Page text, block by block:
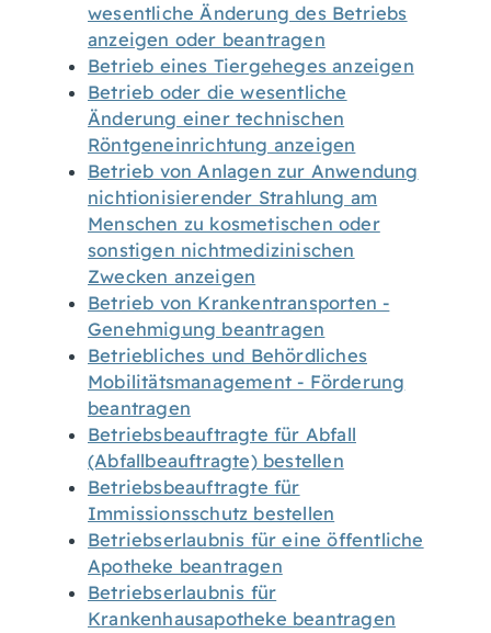
wesentliche Änderung des Betriebs
anzeigen oder beantragen
Betrieb eines Tiergeheges anzeigen
Betrieb oder die wesentliche
Änderung einer technischen
Röntgeneinrichtung anzeigen
Betrieb von Anlagen zur Anwendung
nichtionisierender Strahlung am
Menschen zu kosmetischen oder
sonstigen nichtmedizinischen
Zwecken anzeigen
Betrieb von Krankentransporten -
Genehmigung beantragen
Betriebliches und Behördliches
Mobilitätsmanagement - Förderung
beantragen
Betriebsbeauftragte für Abfall
(Abfallbeauftragte) bestellen
Betriebsbeauftragte für
Immissionsschutz bestellen
Betriebserlaubnis für eine öffentliche
Apotheke beantragen
Betriebserlaubnis für
Krankenhausapotheke beantragen